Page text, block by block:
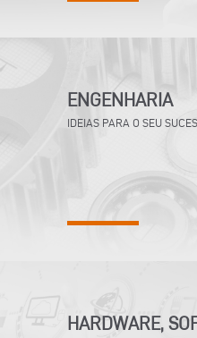
ENGENHARIA
IDEIAS PARA O SEU
HARDWARE,